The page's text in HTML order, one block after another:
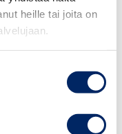
heille tai joita on
edellytykset”, Wood